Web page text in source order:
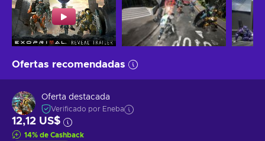
Ofertas recomendadas
Oferta destacada
Verificado por Eneba
12,12 US$
14% de Cashback